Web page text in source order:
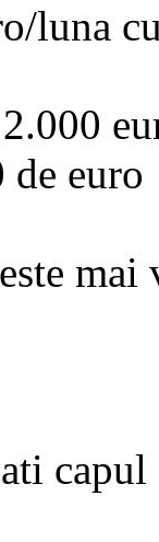
luna
de euro
capul